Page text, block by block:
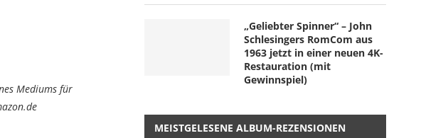
Mediums für
„Geliebter Spinner“ – John
Schlesingers RomCom aus
1963 jetzt in einer neuen 4K-
Restauration (mit
Gewinnspiel)
MEISTGELESENE ALBUM-REZENSIONEN